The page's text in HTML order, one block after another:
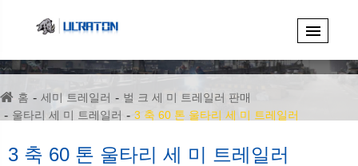
홈 세미 트레일러
벌 크 세 미 트레일러 판매
울타리 세 미 트레일러
3 축 60 톤 울타리 세 미 트레일러
3 축 60 톤 울타리 세 미 트레일러